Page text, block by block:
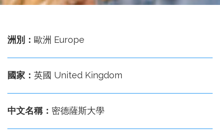
洲別： 歐洲 Europe
國家： 英國 United Kingdom
中文名稱： 密德薩斯大學